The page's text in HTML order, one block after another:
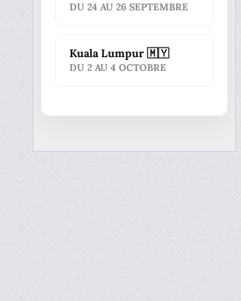
DU 24 AU 26 SEPTEMBRE
Kuala Lumpur 🇲🇾
DU 2 AU 4 OCTOBRE